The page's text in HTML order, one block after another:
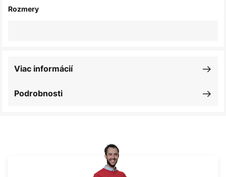
Rozmery
Podrobnosti
Viac informácií